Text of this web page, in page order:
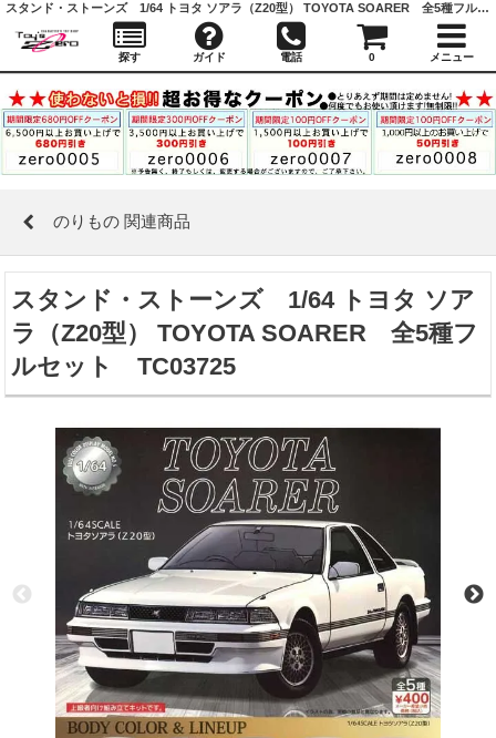
のりもの 関連商品
スタンド・ストーンズ 1/64 トヨタ ソア
ラ（Z20型） TOYOTA SOARER 全5種フ
ルセット TC03725
スタンド・ストーンズ 1/64 トヨタ ソアラ（Z20型） TOYOTA SOARER 全5種フルセット TC03725 ｜ のりもの 関連商品 ｜ガシャポン,フィギュア,トミカ,食玩,販売,通販,大阪,日本橋, 『Toy's Zero』 トイズゼロ
探す ガイド 電話 0 メニュー